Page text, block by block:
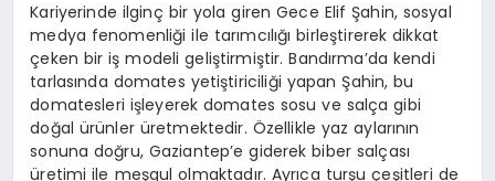
Kariyerinde ilginç bir yola giren Gece Elif Şahin, sosyal
medya fenomenliği ile tarımcılığı birleştirerek dikkat
çeken bir iş modeli geliştirmiştir. Bandırma’da kendi
tarlasında domates yetiştiriciliği yapan Şahin, bu
domatesleri işleyerek domates sosu ve salça gibi
doğal ürünler üretmektedir. Özellikle yaz aylarının
sonuna doğru, Gaziantep’e giderek biber salçası
üretimi ile meşgul olmaktadır. Ayrıca turşu çeşitleri de